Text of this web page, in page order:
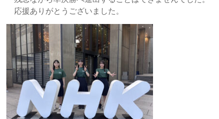
応援ありがとうございました。